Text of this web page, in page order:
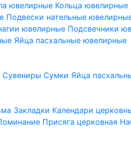
ювелирные Кольца ювелирные
Подвески нательные
ювелирные Подсвечники
Яйца пасхальные ювелирные
Сувениры Сумки Яйца
Закладки Календари
Присяга церковная